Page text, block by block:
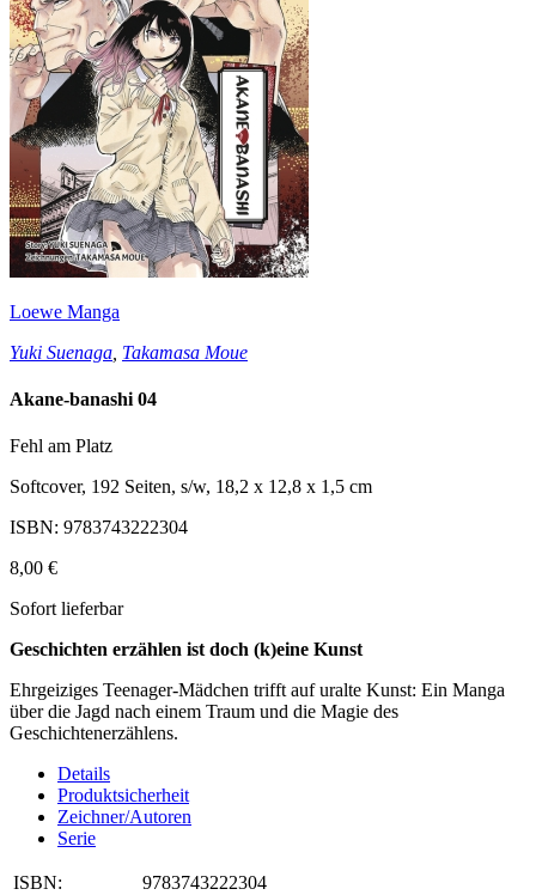
Loewe Manga
Yuki Suenaga Takamasa Moue
Akane-banashi 04
Fehl am Platz
Softcover, 192 Seiten, s/w, 18,2 x 12,8 x 1,5 cm
ISBN: 9783743222304
8,00 €
Sofort lieferbar
Geschichten erzählen ist doch (k)eine Kunst
Ehrgeiziges Teenager-Mädchen trifft auf uralte Kunst: Ein Manga
über die Jagd nach einem Traum und die Magie des
Geschichtenerzählens.
Details
Produktsicherheit
Zeichner/Autoren
Serie
ISBN:
9783743222304